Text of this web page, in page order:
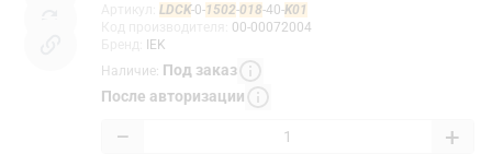
LDCK-0-1502-018-40-K01
00-00072004
IEK
Наличие: Под заказ
После авторизации
− +